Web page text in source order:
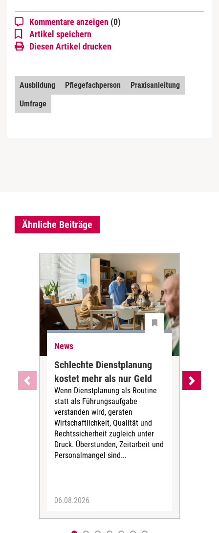
Kommentare anzeigen (0)
Artikel speichern
Diesen Artikel drucken
Ausbildung Pflegefachperson
Praxisanleitung
Umfrage
Ähnliche Beiträge
News
Schlechte Dienstplanung
kostet mehr als nur Geld
Wenn Dienstplanung als Routine
statt als Führungsaufgabe
verstanden wird, geraten
Wirtschaftlichkeit, Qualität und
Rechtssicherheit zugleich unter
Druck. Überstunden, Zeitarbeit und
Personalmangel sind...
06.08.2026